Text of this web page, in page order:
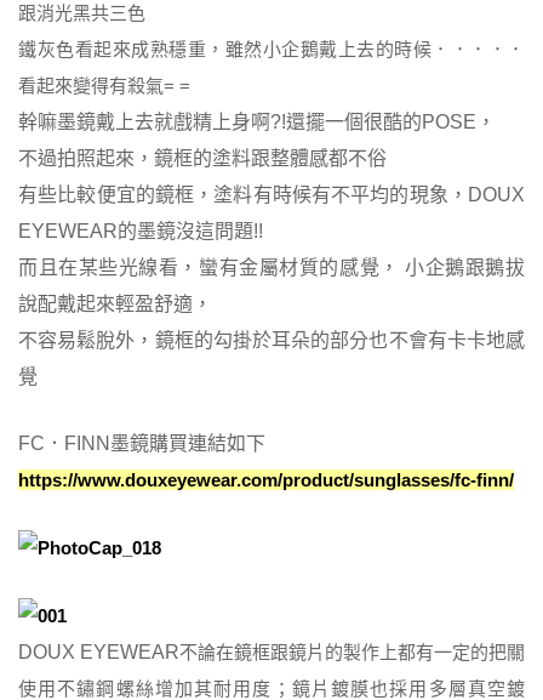
跟消光黑共三色
鐵灰色看起來成熟穩重，雖然小企鵝戴上去的時候．．．．．
看起來變得有殺氣= =
幹嘛墨鏡戴上去就戲精上身啊?!還擺一個很酷的POSE，
不過拍照起來，鏡框的塗料跟整體感都不俗
有些比較便宜的鏡框，塗料有時候有不平均的現象， DOUX
EYEWEAR的墨鏡沒這問題!!
而且在某些光線看，蠻有金屬材質的感覺， 小企鵝跟鵝拔
說配戴起來輕盈舒適，
不容易鬆脫外，鏡框的勾掛於耳朵的部分也不會有卡卡地感
覺
FC．FINN 墨鏡購買連結如下
https://www.douxeyewear.com/product/sunglasses/fc-finn/
DOUX EYEWEAR不論在鏡框跟鏡片的製作上都有一定的把關
使用不鏽鋼螺絲增加其耐用度；鏡片鍍膜也採用多層真空鍍